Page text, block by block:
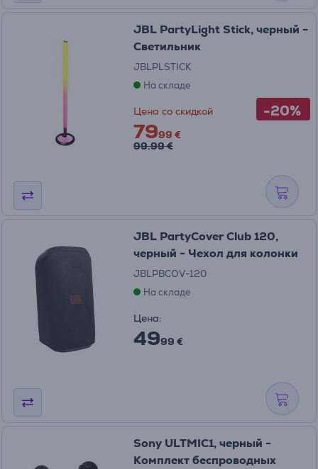
-20%
JBL PartyLight Stick, черный -
Светильник
JBLPLSTICK
На складе
Цена со скидкой
7999 €
99.99 €
JBL PartyCover Club 120,
черный - Чехол для колонки
JBLPBCOV-120
На складе
Цена:
4999 €
Sony ULTMIC1, черный -
Комплект беспроводных